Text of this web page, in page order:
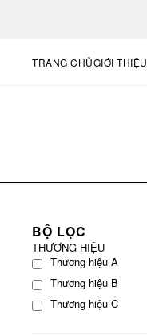
TRANG CHỦGIỚI THIỆU
BỘ LỌC
THƯƠNG HIỆU
Thương hiệu A
Thương hiệu B
Thương hiệu C